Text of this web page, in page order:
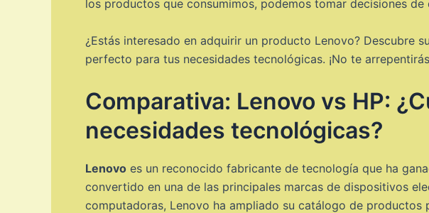
los productos que consumimos, podemos tomar decisiones de
¿Estás interesado en adquirir un producto Lenovo? Descubre
perfecto para tus necesidades tecnológicas. ¡No te
Comparativa: Lenovo vs HP:
necesidades tecnológicas?
Lenovo es un reconocido fabricante de tecnología que ha
convertido en una de las principales marcas de dispositivos
computadoras, Lenovo ha ampliado su catálogo de